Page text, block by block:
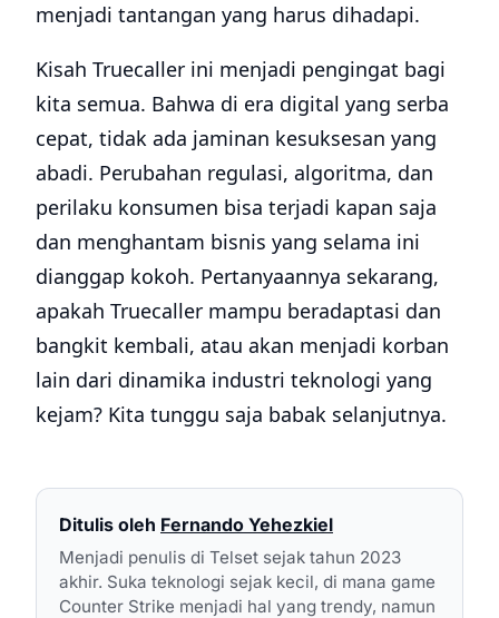
menjadi tantangan yang harus dihadapi.
Kisah Truecaller ini menjadi pengingat bagi
kita semua. Bahwa di era digital yang serba
cepat, tidak ada jaminan kesuksesan yang
abadi. Perubahan regulasi, algoritma, dan
perilaku konsumen bisa terjadi kapan saja
dan menghantam bisnis yang selama ini
dianggap kokoh. Pertanyaannya sekarang,
apakah Truecaller mampu beradaptasi dan
bangkit kembali, atau akan menjadi korban
lain dari dinamika industri teknologi yang
kejam? Kita tunggu saja babak selanjutnya.
Ditulis oleh Fernando Yehezkiel
Menjadi penulis di Telset sejak tahun 2023
akhir. Suka teknologi sejak kecil, di mana game
Counter Strike menjadi hal yang trendy, namun